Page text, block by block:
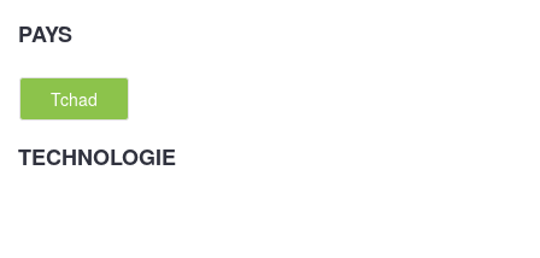
PAYS
Tchad
TECHNOLOGIE